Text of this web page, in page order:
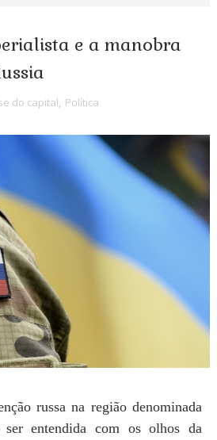
e a manobra
do capital, Política
russa na região denominada
entendida com os olhos da